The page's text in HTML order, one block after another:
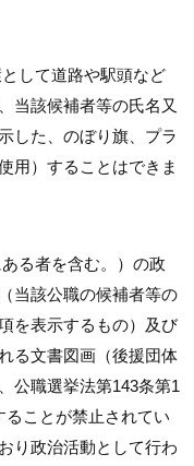
して道路や駅頭など
当該候補者等の氏名又
した、のぼり旗、プラ
用）することはできま
る者を含む。）の政
当該公職の候補者等の
を表示するもの）及び
る文書図画（後援団体
公職選挙法第143条第1
ことが禁止されてい
り政治活動として行わ